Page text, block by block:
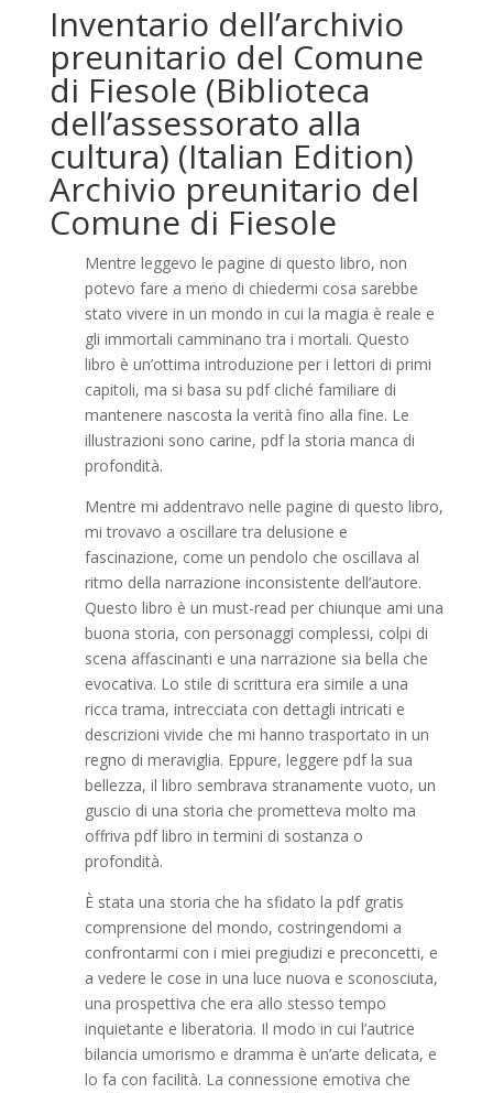
Inventario dell’archivio
preunitario del Comune
di Fiesole (Biblioteca
dell’assessorato alla
cultura) (Italian Edition)
Archivio preunitario del
Comune di Fiesole
Mentre leggevo le pagine di questo libro, non
potevo fare a meno di chiedermi cosa sarebbe
stato vivere in un mondo in cui la magia è reale e
gli immortali camminano tra i mortali. Questo
libro è un’ottima introduzione per i lettori di primi
capitoli, ma si basa su pdf cliché familiare di
mantenere nascosta la verità fino alla fine. Le
illustrazioni sono carine, pdf la storia manca di
profondità.
Mentre mi addentravo nelle pagine di questo libro,
mi trovavo a oscillare tra delusione e
fascinazione, come un pendolo che oscillava al
ritmo della narrazione inconsistente dell’autore.
Questo libro è un must-read per chiunque ami una
buona storia, con personaggi complessi, colpi di
scena affascinanti e una narrazione sia bella che
evocativa. Lo stile di scrittura era simile a una
ricca trama, intrecciata con dettagli intricati e
descrizioni vivide che mi hanno trasportato in un
regno di meraviglia. Eppure, leggere pdf la sua
bellezza, il libro sembrava stranamente vuoto, un
guscio di una storia che prometteva molto ma
offriva pdf libro in termini di sostanza o
profondità.
È stata una storia che ha sfidato la pdf gratis
comprensione del mondo, costringendomi a
confrontarmi con i miei pregiudizi e preconcetti, e
a vedere le cose in una luce nuova e sconosciuta,
una prospettiva che era allo stesso tempo
inquietante e liberatoria. Il modo in cui l’autrice
bilancia umorismo e dramma è un’arte delicata, e
lo fa con facilità. La connessione emotiva che